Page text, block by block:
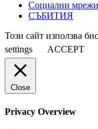
Социални мрежи
СЪБИТИЯ
Този сайт използва
settings
ACCEPT
Close
Privacy Overview